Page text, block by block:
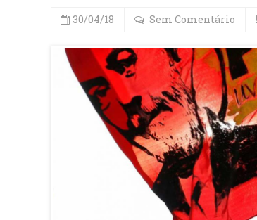
30/04/18 Sem Comentário